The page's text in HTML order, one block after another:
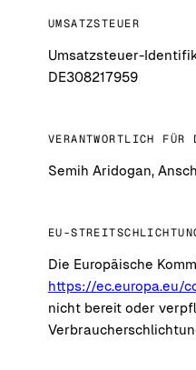
UMSATZSTEUER
Umsatzsteuer-
DE308217959
VERANTWORTLICH
Semih Aridogan,
EU-
Die Europäische
https://ec.europa.eu/
nicht bereit oder